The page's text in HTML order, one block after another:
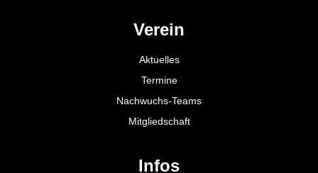
Verein
Aktuelles
Termine
Nachwuchs-Teams
Mitgliedschaft
Infos